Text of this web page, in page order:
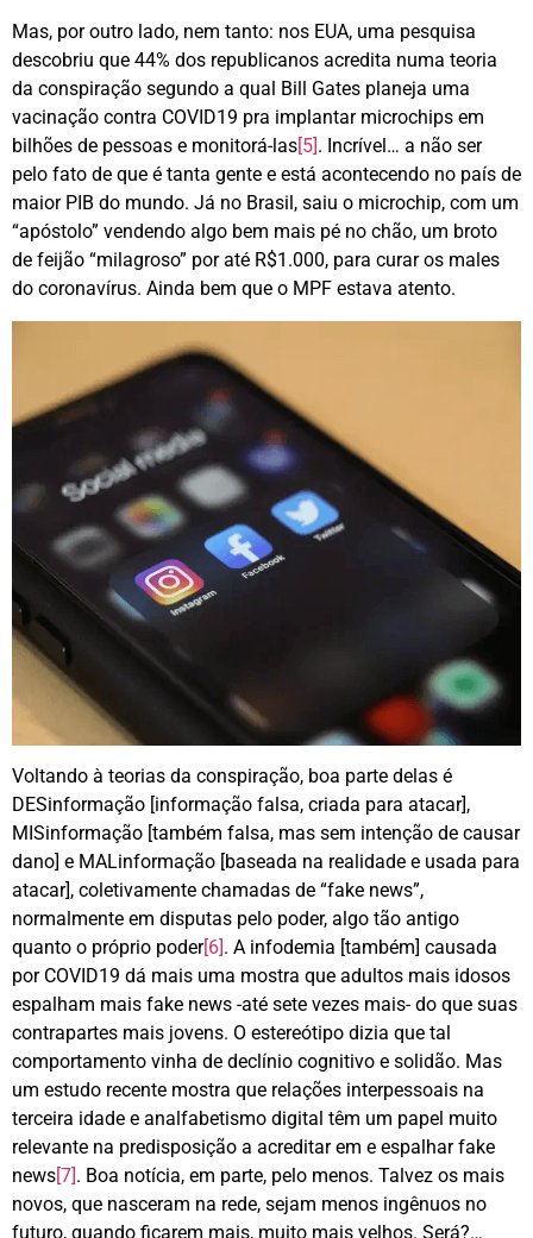
Mas, por outro lado, nem tanto: nos EUA, uma pesquisa
descobriu que 44% dos republicanos acredita numa teoria
da conspiração segundo a qual Bill Gates planeja uma
vacinação contra COVID19 pra implantar microchips em
bilhões de pessoas e monitorá-las[5] . Incrível… a não ser
pelo fato de que é tanta gente e está acontecendo no país de
maior PIB do mundo. Já no Brasil, saiu o microchip, com um
“apóstolo” vendendo algo bem mais pé no chão, um broto
de feijão “milagroso” por até R$1.000, para curar os males
do coronavírus. Ainda bem que o MPF estava atento.
Voltando à teorias da conspiração, boa parte delas é
DESinformação [informação falsa, criada para atacar],
MISinformação [também falsa, mas sem intenção de causar
dano] e MALinformação [baseada na realidade e usada para
atacar], coletivamente chamadas de “fake news”,
normalmente em disputas pelo poder, algo tão antigo
quanto o próprio poder[6]. A infodemia [também] causada
por COVID19 dá mais uma mostra que adultos mais idosos
espalham mais fake news -até sete vezes mais- do que suas
contrapartes mais jovens. O estereótipo dizia que tal
comportamento vinha de declínio cognitivo e solidão. Mas
um estudo recente mostra que relações interpessoais na
terceira idade e analfabetismo digital têm um papel muito
relevante na predisposição a acreditar em e espalhar fake
news[7]. Boa notícia, em parte, pelo menos. Talvez os mais
novos, que nasceram na rede, sejam menos ingênuos no
futuro, quando ficarem mais, muito mais velhos. Será?…